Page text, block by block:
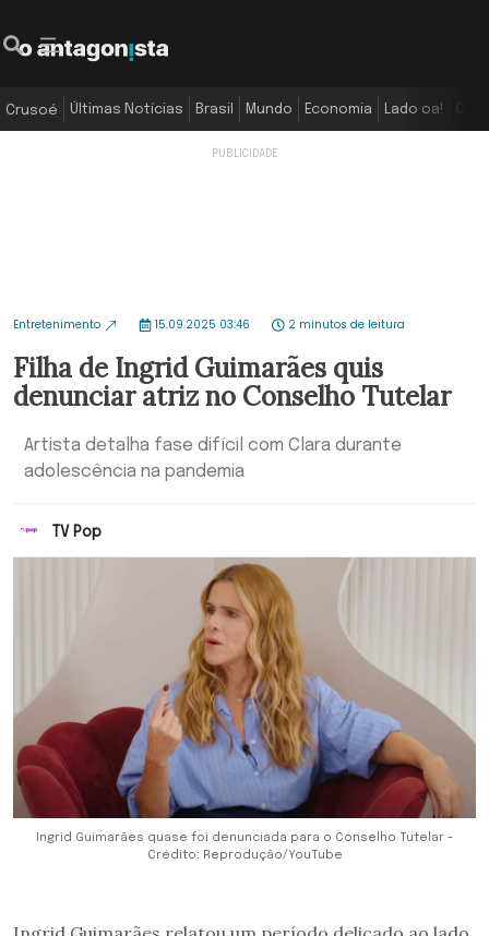
Crusoé Últimas Notícias Brasil Mundo Economia Lado oa!
Entretenimento 15.09.2025 03:46 2 minutos de leitura
Filha de Ingrid Guimarães quis
denunciar atriz no Conselho Tutelar
Artista detalha fase difícil com Clara durante
adolescência na pandemia
TV Pop
Ingrid Guimarães quase foi denunciada para o Conselho Tutelar -
Crédito: Reprodução/YouTube